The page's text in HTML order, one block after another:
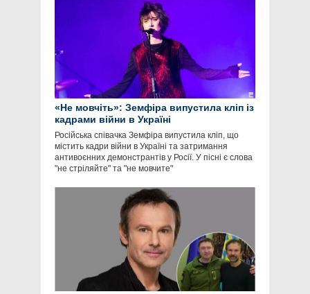
«Не мовчіть»: Земфіра випустила кліп із
кадрами війни в Україні
Російська співачка Земфіра випустила кліп, що
містить кадри війни в Україні та затримання
антивоєнних демонстрантів у Росії. У пісні є слова
"не стріляйте" та "не мовчите"